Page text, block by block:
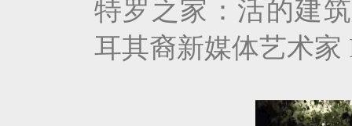
特罗之家：活的建
耳其裔新媒体艺术家